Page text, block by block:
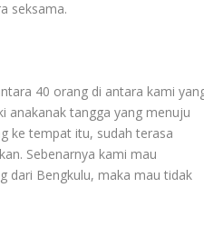
seksama.
40 orang di antara kami
anakanak tangga yang menuju
ke tempat itu, sudah terasa
Sebenarnya kami mau
dari Bengkulu, maka mau tidak